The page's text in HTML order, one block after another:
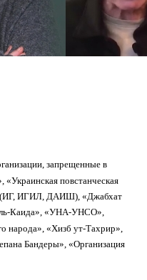
запрещенные в
повстанческая
(ИГ, ИГИЛ, ДАИШ), «Джабхат
Каида», «УНА-УНСО»,
народа», «Хизб ут-Тахрир»,
Бандеры», «Организация